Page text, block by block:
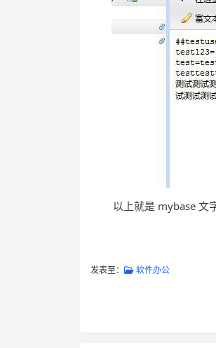
以上就是 mybase 文
发表至： 软件办公